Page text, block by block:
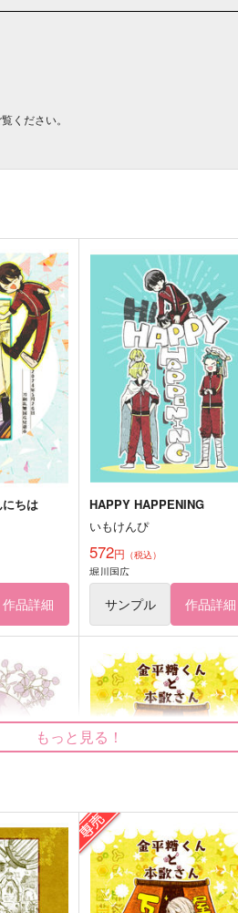
ください。
ちは
作品詳細
HAPPY HAPPENING
いもけんぴ
572円 （税込）
堀川国広
サンプル 作品詳細
金平糖くんと本歌さん 冬
もっと見る！